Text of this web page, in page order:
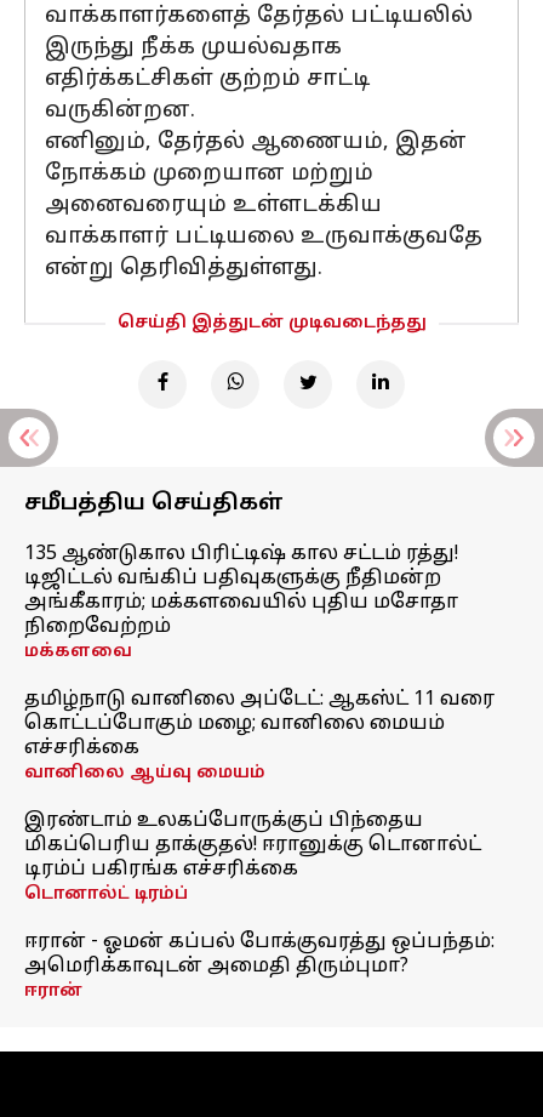
வாக்காளர்களைத் தேர்தல் பட்டியலில்
இருந்து நீக்க முயல்வதாக
எதிர்க்கட்சிகள் குற்றம் சாட்டி
வருகின்றன.
எனினும், தேர்தல் ஆணையம், இதன்
நோக்கம் முறையான மற்றும்
அனைவரையும் உள்ளடக்கிய
வாக்காளர் பட்டியலை உருவாக்குவதே
என்று தெரிவித்துள்ளது.
செய்தி இத்துடன் முடிவடைந்தது
சமீபத்திய செய்திகள்
135 ஆண்டுகால பிரிட்டிஷ் கால சட்டம் ரத்து!
டிஜிட்டல் வங்கிப் பதிவுகளுக்கு நீதிமன்ற
அங்கீகாரம்; மக்களவையில் புதிய மசோதா
நிறைவேற்றம்
மக்களவை
தமிழ்நாடு வானிலை அப்டேட்: ஆகஸ்ட் 11 வரை
கொட்டப்போகும் மழை; வானிலை மையம்
எச்சரிக்கை
வானிலை ஆய்வு மையம்
இரண்டாம் உலகப்போருக்குப் பிந்தைய
மிகப்பெரிய தாக்குதல்! ஈரானுக்கு டொனால்ட்
டிரம்ப் பகிரங்க எச்சரிக்கை
டொனால்ட் டிரம்ப்
ஈரான் - ஓமன் கப்பல் போக்குவரத்து ஒப்பந்தம்:
அமெரிக்காவுடன் அமைதி திரும்புமா?
ஈரான்